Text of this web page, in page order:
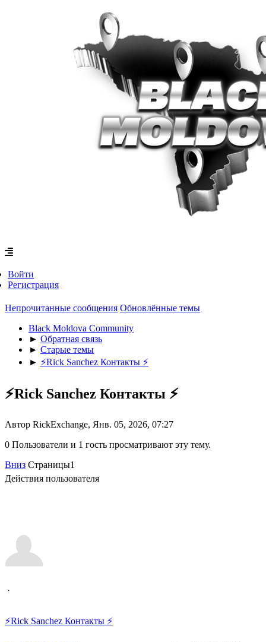
Войти
Регистрация
Непрочитанные сообщения Обновлённые темы
Black Moldova Community
► Обратная связь
► Старые темы
► ⚡️Rick Sanchez Контакты ⚡️
⚡️Rick Sanchez Контакты ⚡️
Автор RickExchange, Янв. 05, 2026, 07:27
0 Пользователи и 1 гость просматривают эту тему.
Вниз Страницы1
Действия пользователя
⚡️Rick Sanchez Контакты ⚡️